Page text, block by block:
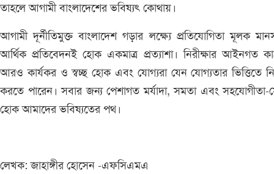
তাহলে আগামী বাংলাদেশের ভবিষ্যৎ কোথায়।
আগামী দূর্নীতিমুক্ত বাংলাদেশ গড়ার লক্ষ্যে প্রতিযোগিতা মূলক
আর্থিক প্রতিবেদনই হোক একমাত্র প্রত্যাশা। নিরীক্ষার আইনগত
আরও কার্যকর ও স্বচ্ছ হোক এবং যোগ্যরা যেন যোগ্যতার ভিত্তিতে
করতে পারেন। সবার জন্য পেশাগত মর্যাদা, সমতা এবং সহযোগীতা-
হোক আমাদের ভবিষ্যতের পথ।
লেখক: জাহাঙ্গীর হোসেন -এফসিএমএ